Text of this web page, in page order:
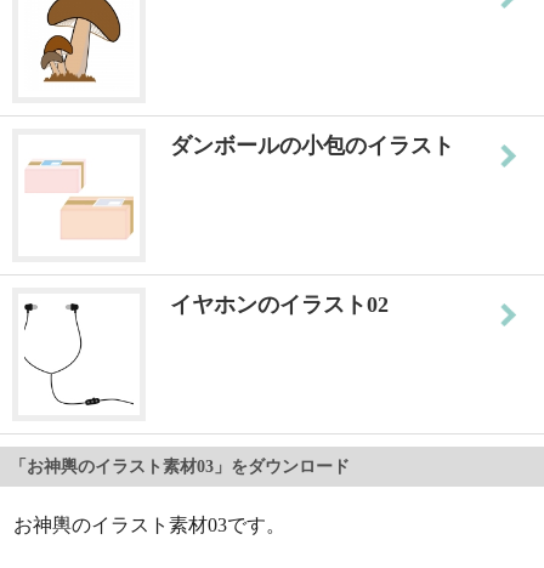
ダンボールの小包のイラスト
イヤホンのイラスト02
「お神輿のイラスト素材03」をダウンロード
お神輿のイラスト素材03です。